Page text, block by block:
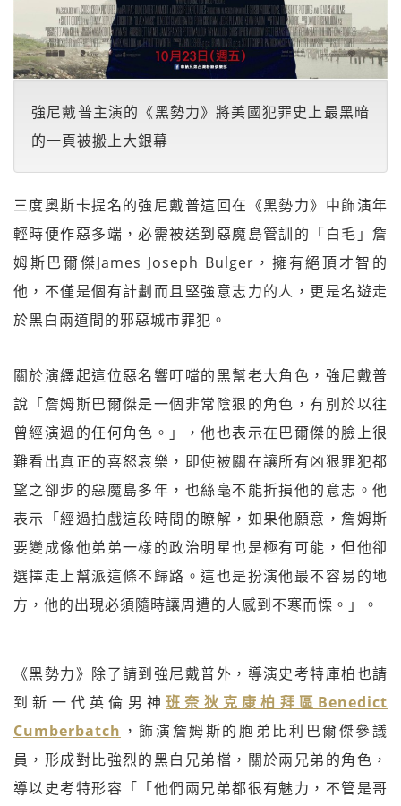
強尼戴普主演的《黑勢力》將美國犯罪史上最黑暗
的一頁被搬上大銀幕
三度奧斯卡提名的強尼戴普這回在《黑勢力》中飾演年
輕時便作惡多端，必需被送到惡魔島管訓的「白毛」詹
姆斯巴爾傑James Joseph Bulger，擁有絕頂才智的
他，不僅是個有計劃而且堅強意志力的人，更是名遊走
於黑白兩道間的邪惡城市罪犯。
關於演繹起這位惡名響叮噹的黑幫老大角色，強尼戴普
說「詹姆斯巴爾傑是一個非常陰狠的角色，有別於以往
曾經演過的任何角色。」，他也表示在巴爾傑的臉上很
難看出真正的喜怒哀樂，即使被關在讓所有凶狠罪犯都
望之卻步的惡魔島多年，也絲毫不能折損他的意志。他
表示「經過拍戲這段時間的瞭解，如果他願意，詹姆斯
要變成像他弟弟一樣的政治明星也是極有可能，但他卻
選擇走上幫派這條不歸路。這也是扮演他最不容易的地
方，他的出現必須隨時讓周遭的人感到不寒而慄。」。
《黑勢力》除了請到強尼戴普外，導演史考特庫柏也請
到新一代英倫男神 班奈狄克康柏拜區Benedict
Cumberbatch ，飾演詹姆斯的胞弟比利巴爾傑參議
員，形成對比強烈的黑白兄弟檔，關於兩兄弟的角色，
導以史考特形容「「他們兩兄弟都很有魅力，不管是哥